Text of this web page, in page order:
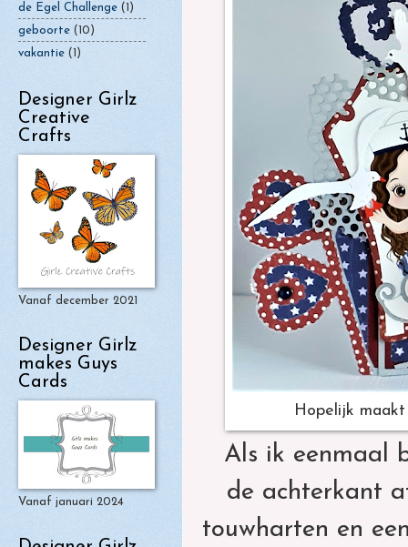
Hopelijk
Als ik eenmaal
de achterkant
touwharten en
de Egel Challenge (1)
geboorte (10)
vakantie (1)
Designer Girlz
Creative
Crafts
Vanaf december 2021
Designer Girlz
makes Guys
Cards
Vanaf januari 2024